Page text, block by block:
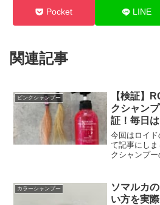
Pocket LINE
関連記事
ピンクシャンプー
【検証】
クシャン
証！毎日
プーの効
今回はロイ
て記事にし
クシャンプ
ンクも貼っ
是非チェッ
カラーシャンプー
ソマルカ
い方を実